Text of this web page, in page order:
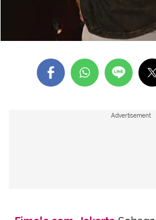
Advertisement